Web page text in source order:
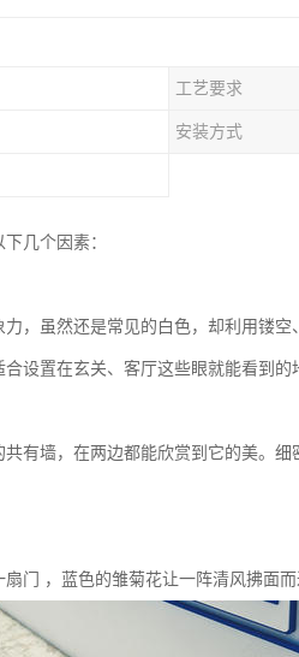
工艺要求
安装方式
几个因素：
，虽然还是常见的白色，却利用镂
设置在玄关、客厅这些眼就能看到的
有墙，在两边都能欣赏到它的美。
门 ，蓝色的雏菊花让一阵清风拂面